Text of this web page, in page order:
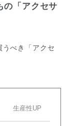
「アクセサ
べき「アクセ
生産性UP